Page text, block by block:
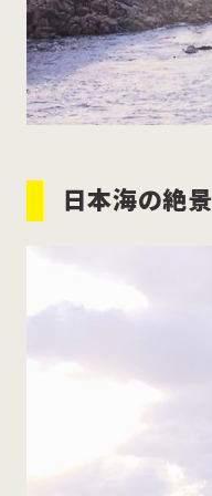
日本海の絶景